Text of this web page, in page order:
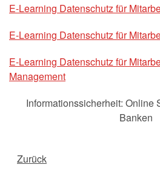
E-Learning Datenschutz für
E-Learning Datenschutz für
E-Learning Datenschutz für
Management
Informationssicherheit: Online
Banken
Zurück